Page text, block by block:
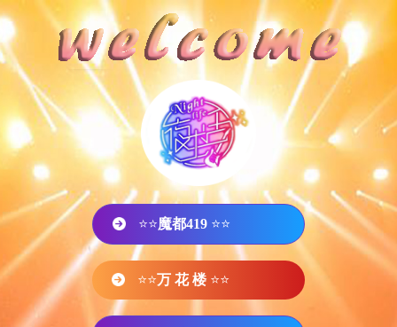
⭐⭐魔都419 ⭐⭐
⭐⭐万 花 楼 ⭐⭐